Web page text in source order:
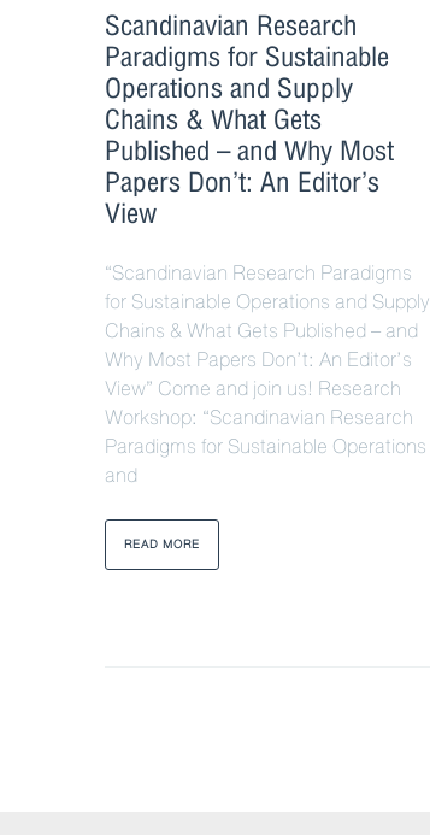
Scandinavian Research
Paradigms for Sustainable
Operations and Supply
Chains & What Gets
Published – and Why Most
Papers Don’t: An Editor’s
View
“Scandinavian Research Paradigms
for Sustainable Operations and Supply
Chains & What Gets Published – and
Why Most Papers Don’t: An Editor’s
View” Come and join us! Research
Workshop: “Scandinavian Research
Paradigms for Sustainable Operations
and
READ MORE